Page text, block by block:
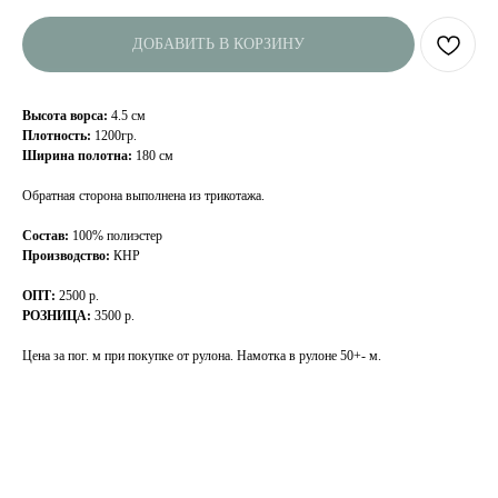
ДОБАВИТЬ В КОРЗИНУ
Высота ворса: 4.5 см
Плотность: 1200гр.
Ширина полотна: 180 см
Обратная сторона выполнена из трикотажа.
Состав: 100% полиэстер
Производство: КНР
ОПТ: 2500 р.
РОЗНИЦА: 3500 р.
Цена за пог. м при покупке от рулона. Намотка в рулоне 50+- м.